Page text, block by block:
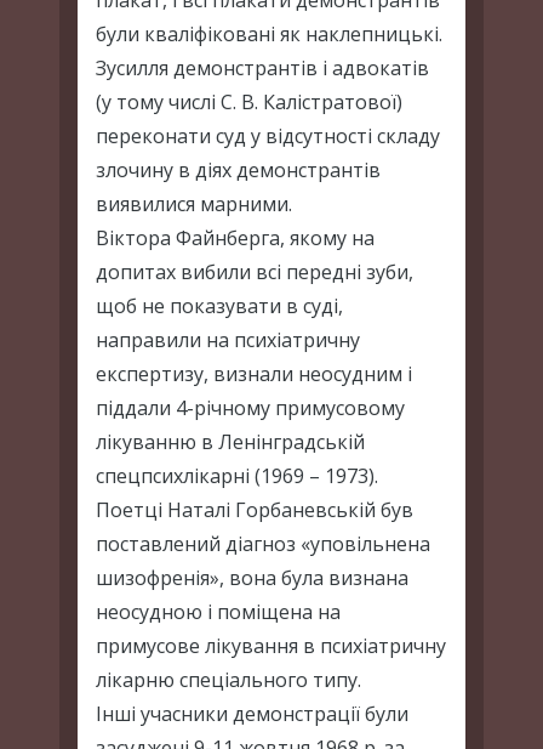
були кваліфіковані як наклепницькі.
Зусилля демонстрантів і адвокатів
(у тому числі С. В. Калістратової)
переконати суд у відсутності складу
злочину в діях демонстрантів
виявилися марними.
Віктора Файнберга, якому на
допитах вибили всі передні зуби,
щоб не показувати в суді,
направили на психіатричну
експертизу, визнали неосудним і
піддали 4-річному примусовому
лікуванню в Ленінградській
спецпсихлікарні (1969 – 1973).
Поетці Наталі Горбаневській був
поставлений діагноз «уповільнена
шизофренія», вона була визнана
неосудною і поміщена на
примусове лікування в психіатричну
лікарню спеціального типу.
Інші учасники демонстрації були